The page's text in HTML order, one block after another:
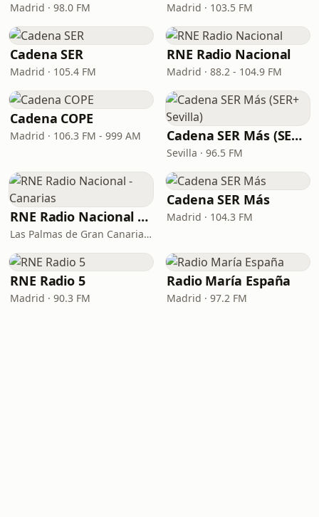
Madrid · 98.0 FM Madrid · 103.5 FM
Cadena SER
Madrid · 105.4 FM
RNE Radio Nacional
Madrid · 88.2 - 104.9 FM
Cadena COPE
Madrid · 106.3 FM - 999 AM Cadena SER Más (SER+ Sevilla)
Sevilla · 96.5 FM
RNE Radio Nacional - Canarias
Las Palmas de Gran Canaria · 92.8 FM
Cadena SER Más
Madrid · 104.3 FM
RNE Radio 5
Madrid · 90.3 FM
Radio María España
Madrid · 97.2 FM